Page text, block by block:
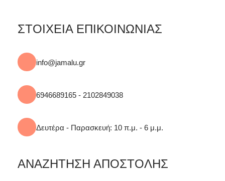
ΣΤΟΙΧΕΙΑ ΕΠΙΚΟΙΝΩΝΙΑΣ
info@jamalu.gr
6946689165 - 2102849038
Δευτέρα - Παρασκευή: 10 π.μ. - 6 μ.μ.
ΑΝΑΖΗΤΗΣΗ ΑΠΟΣΤΟΛΗΣ